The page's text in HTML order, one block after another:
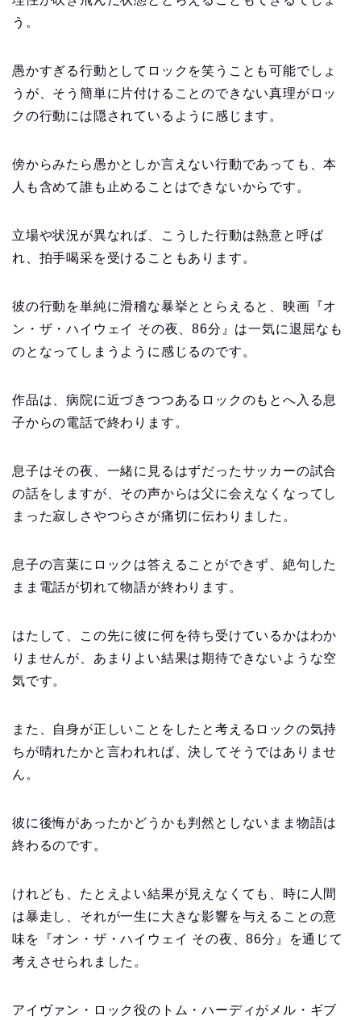
う。
愚かすぎる行動としてロックを笑うことも可能でしょ
うが、そう簡単に片付けることのできない真理がロッ
クの行動には隠されているように感じます。
傍からみたら愚かとしか言えない行動であっても、本
人も含めて誰も止めることはできないからです。
立場や状況が異なれば、こうした行動は熱意と呼ば
れ、拍手喝采を受けることもあります。
彼の行動を単純に滑稽な暴挙ととらえると、映画『オ
ン・ザ・ハイウェイ その夜、86分』は一気に退屈なも
のとなってしまうように感じるのです。
作品は、病院に近づきつつあるロックのもとへ入る息
子からの電話で終わります。
息子はその夜、一緒に見るはずだったサッカーの試合
の話をしますが、その声からは父に会えなくなってし
まった寂しさやつらさが痛切に伝わりました。
息子の言葉にロックは答えることができず、絶句した
まま電話が切れて物語が終わります。
はたして、この先に彼に何を待ち受けているかはわか
りませんが、あまりよい結果は期待できないような空
気です。
また、自身が正しいことをしたと考えるロックの気持
ちが晴れたかと言われれば、決してそうではありませ
ん。
彼に後悔があったかどうかも判然としないまま物語は
終わるのです。
けれども、たとえよい結果が見えなくても、時に人間
は暴走し、それが一生に大きな影響を与えることの意
味を『オン・ザ・ハイウェイ その夜、86分』を通じて
考えさせられました。
アイヴァン・ロック役のトム・ハーディがメル・ギブ